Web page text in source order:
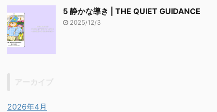
5 静かな導き | THE QUIET GUIDANCE
2025/12/3
2026年4月